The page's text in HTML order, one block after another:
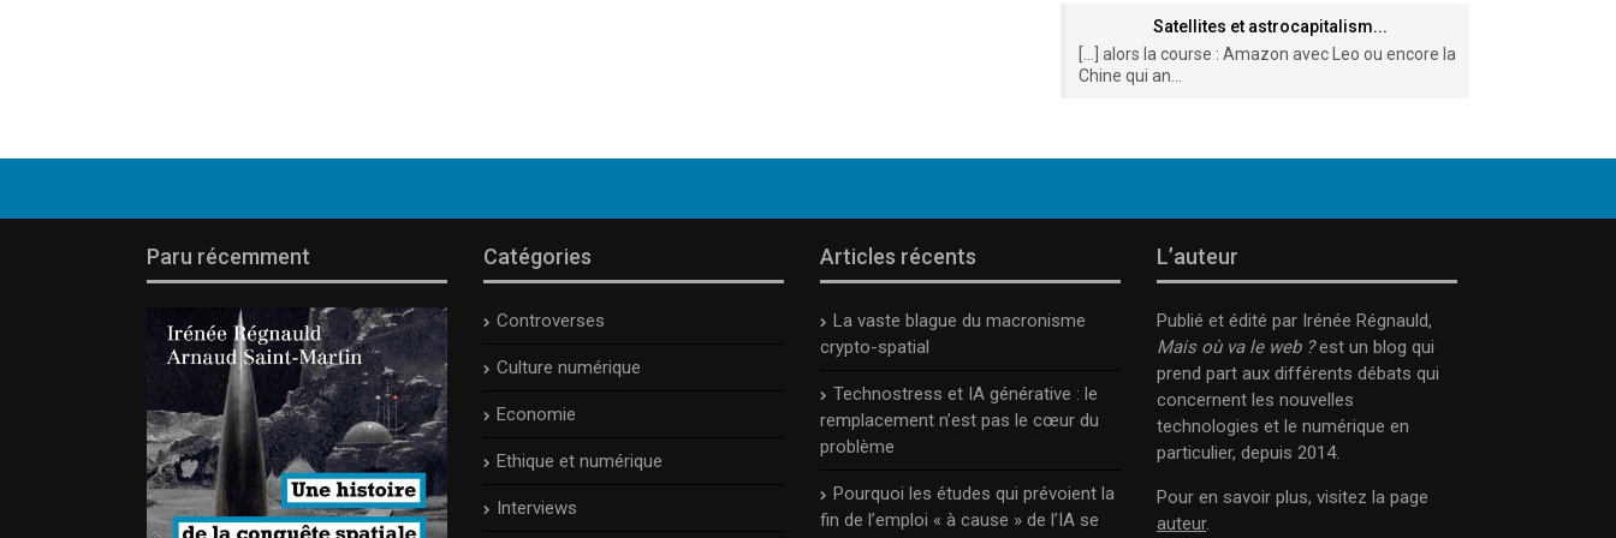
Satellites et astrocapitalism...
[…] alors la course : Amazon avec Leo ou encore la
Chine qui an...
Paru récemment Catégories
Controverses
Culture numérique
Economie
Ethique et numérique
Interviews
Articles récents
La vaste blague du macronisme
crypto-spatial
Technostress et IA générative : le
remplacement n’est pas le cœur du
problème
Pourquoi les études qui prévoient la
fin de l’emploi « à cause » de l’IA se
L’auteur
Publié et édité par Irénée Régnauld,
Mais où va le web ?est un blog qui
prend part aux différents débats qui
concernent les nouvelles
technologies et le numérique en
particulier, depuis 2014.
Pour en savoir plus, visitez la page
auteur.